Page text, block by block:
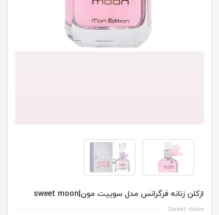
ازكلن زنانه فرگرانس مدل سوييت مون|sweet moon
Sweet moon